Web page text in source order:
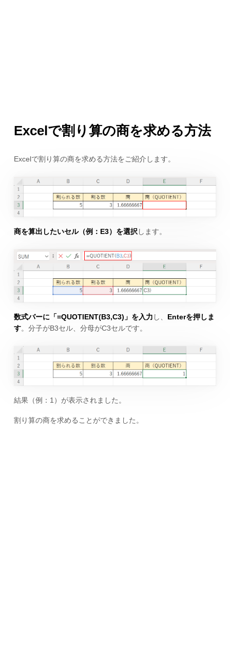
Excelで割り算の商を求める方法
Excelで割り算の商を求める方法をご紹介します。
商を算出したいセル（例：E3）を選択します。
数式バーに「=QUOTIENT(B3,C3)」を入力 し、 Enterを押しま
す。分子がB3セル、分母がC3セルです。
結果（例：1）が表示されました。
割り算の商を求めることができました。